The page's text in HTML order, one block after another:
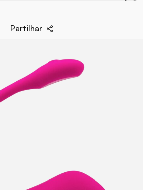
Apple iOS / Android
Recarregável
Carregador USB
Partilhar